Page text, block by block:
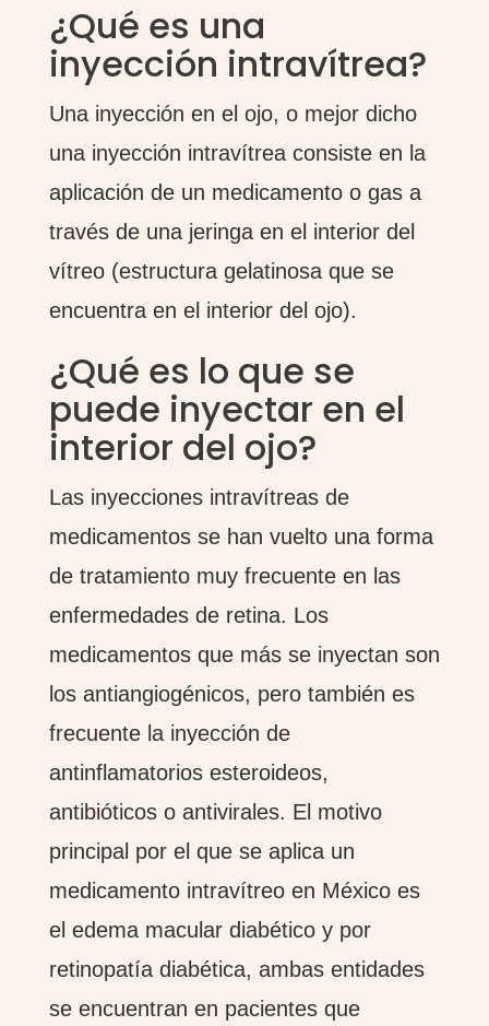
¿Qué es una
inyección intravítrea?
Una inyección en el ojo, o mejor dicho
una inyección intravítrea consiste en la
aplicación de un medicamento o gas a
través de una jeringa en el interior del
vítreo (estructura gelatinosa que se
encuentra en el interior del ojo).
¿Qué es lo que se
puede inyectar en el
interior del ojo?
Las inyecciones intravítreas de
medicamentos se han vuelto una forma
de tratamiento muy frecuente en las
enfermedades de retina. Los
medicamentos que más se inyectan son
los antiangiogénicos, pero también es
frecuente la inyección de
antinflamatorios esteroideos,
antibióticos o antivirales. El motivo
principal por el que se aplica un
medicamento intravítreo en México es
el edema macular diabético y por
retinopatía diabética, ambas entidades
se encuentran en pacientes que